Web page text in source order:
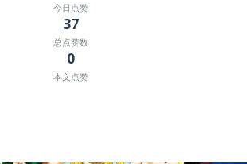
今日点赞
37
总点赞数
0
本文点赞